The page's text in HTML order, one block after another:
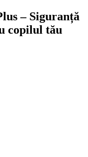
– Siguranță
copilul tău